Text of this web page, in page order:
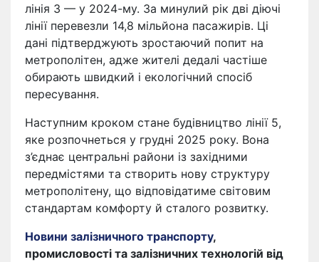
лінія 3 — у 2024-му. За минулий рік дві діючі
лінії перевезли 14,8 мільйона пасажирів. Ці
дані підтверджують зростаючий попит на
метрополітен, адже жителі дедалі частіше
обирають швидкий і екологічний спосіб
пересування.
Наступним кроком стане будівництво лінії 5,
яке розпочнеться у грудні 2025 року. Вона
з’єднає центральні райони із західними
передмістями та створить нову структуру
метрополітену, що відповідатиме світовим
стандартам комфорту й сталого розвитку.
Новини залізничного транспорту,
промисловості та залізничних технологій від